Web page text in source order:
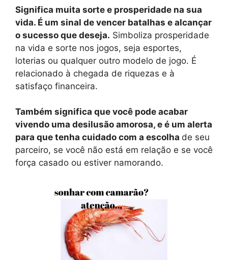
Significa muita sorte e prosperidade na sua
vida. É um sinal de vencer batalhas e alcançar
o sucesso que deseja. Simboliza prosperidade
na vida e sorte nos jogos, seja esportes,
loterias ou qualquer outro modelo de jogo. É
relacionado à chegada de riquezas e à
satisfaço financeira.
Também significa que você pode acabar
vivendo uma desilusão amorosa, e é um alerta
para que tenha cuidado com a escolha de seu
parceiro, se você não está em relação e se você
força casado ou estiver namorando.